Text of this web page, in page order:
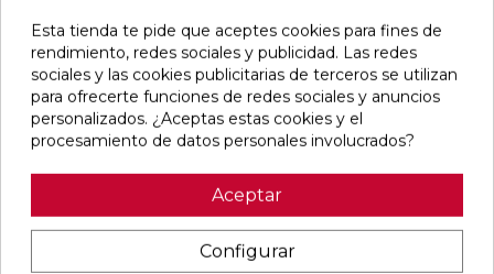
acabado natural. Indicado para baño, cocina y áreas
residenciales. La tecnología Spectra 3D aporta una textura
única y orgánica en formato 90×90 cm. Su paleta cálida
conecta con entornos acogedores, minimalistas o de
inspiración mediterránea.
Pensamos que te puede interesar
Esta tienda te pide que aceptes cookies para fines de
rendimiento, redes sociales y publicidad. Las redes
sociales y las cookies publicitarias de terceros se utilizan
para ofrecerte funciones de redes sociales y anuncios
personalizados. ¿Aceptas estas cookies y el
procesamiento de datos personales involucrados?
Aceptar
Configurar